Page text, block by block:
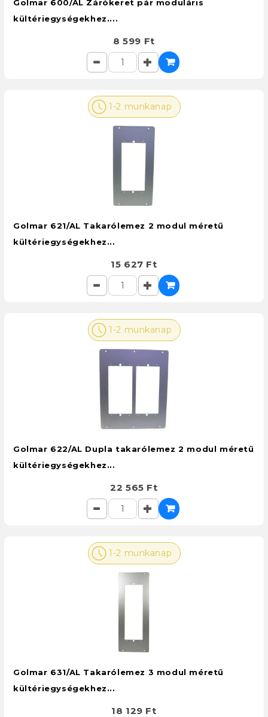
Golmar 600/AL Zárókeret pár moduláris
kültériegységekhez....
8 599 Ft
1-2 munkanap
Golmar 621/AL Takarólemez 2 modul méretű
kültériegységekhez...
15 627 Ft
1-2 munkanap
Golmar 622/AL Dupla takarólemez 2 modul méretű
kültériegységekhez...
22 565 Ft
1-2 munkanap
Golmar 631/AL Takarólemez 3 modul méretű
kültériegységekhez...
18 129 Ft